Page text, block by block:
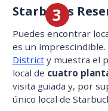
Starbucks
Puedes encontrar
es un
Districty muestra el
local de cuatro
visita guiada y, por
único local de